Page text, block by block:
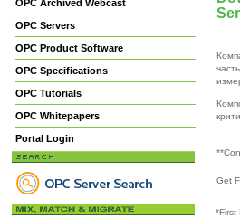
OPC Archived Webcast
OPC Servers
OPC Product Software
OPC Specifications
OPC Tutorials
OPC Whitepapers
Portal Login
Get
*First